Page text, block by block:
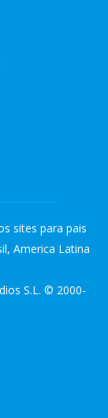
sites para pais
America Latina
S.L. © 2000-